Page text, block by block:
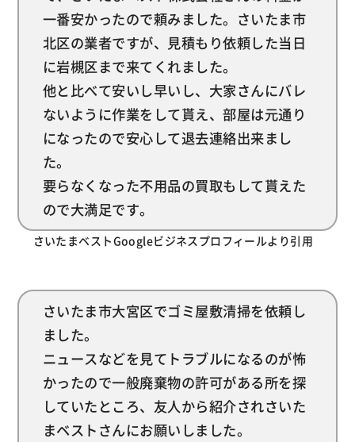
一番安かったので頼みました。さいたま市
北区の業者ですが、見積もり依頼した当日
に岩槻区まで来てくれました。
他と比べて安いし早いし、大家さんにバレ
ないように作業をして貰え、部屋は元通り
になったので安心して退去連絡出来まし
た。
要らなくなった不用品の買取もして貰えた
ので大満足です。
さいたまベストGoogleビジネスプロフィールより引用
さいたま市大宮区でゴミ屋敷清掃を依頼し
ました。
ニュースなどを見てトラブルになるのが怖
かったので一般廃棄物の許可がある所を探
していたところ、友人から紹介されさいた
まベストさんにお願いしました。